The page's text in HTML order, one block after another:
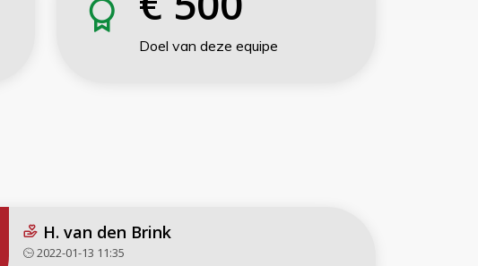
Doel van deze equipe
H. van den Brink
2022-01-13 11:35